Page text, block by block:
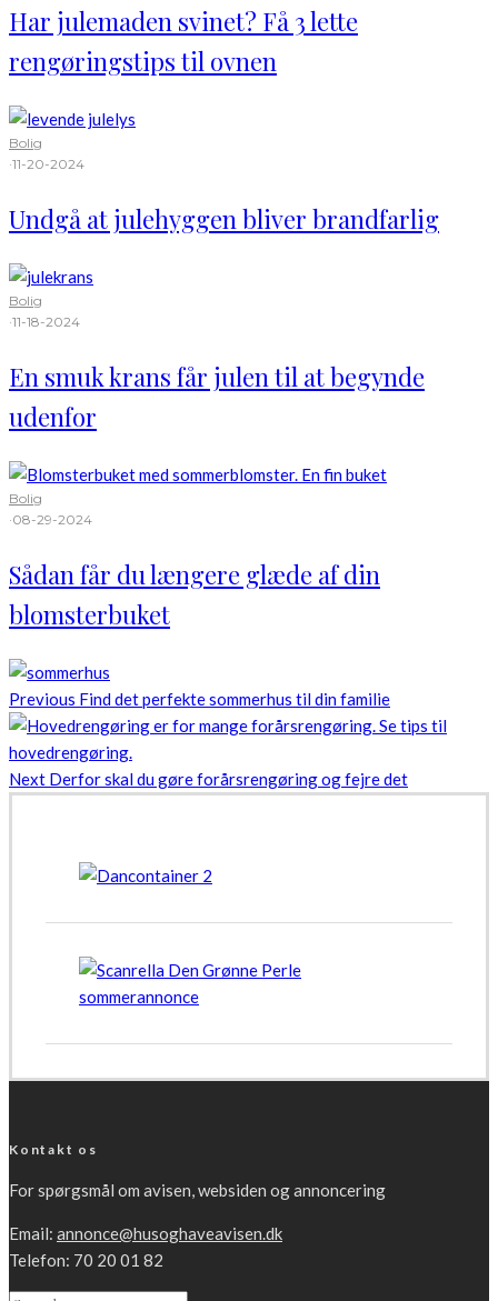
Har julemaden svinet? Få 3 lette
rengøringstips til ovnen
Bolig
·11-20-2024
Undgå at julehyggen bliver brandfarlig
Bolig
·11-18-2024
En smuk krans får julen til at begynde
udenfor
Bolig
·08-29-2024
Sådan får du længere glæde af din
blomsterbuket
Previous Find det perfekte sommerhus til din familie
Next Derfor skal du gøre forårsrengøring og fejre det
Kontakt os
For spørgsmål om avisen, websiden og annoncering
Email: annonce@husoghaveavisen.dk
Telefon: 70 20 01 82